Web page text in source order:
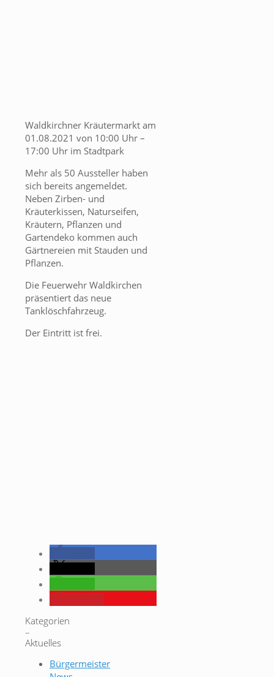
Waldkirchner Kräutermarkt am
01.08.2021 von 10:00 Uhr –
17:00 Uhr im Stadtpark
Mehr als 50 Aussteller haben
sich bereits angemeldet.
Neben Zirben- und
Kräuterkissen, Naturseifen,
Kräutern, Pflanzen und
Gartendeko kommen auch
Gärtnereien mit Stauden und
Pflanzen.
Die Feuerwehr Waldkirchen
präsentiert das neue
Tanklöschfahrzeug.
Der Eintritt ist frei.
Kategorien
–
Aktuelles
Bürgermeister